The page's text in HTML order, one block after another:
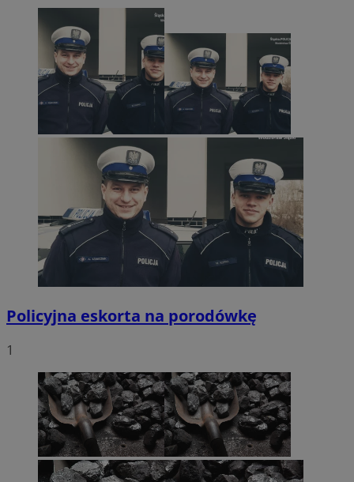
Policyjna eskorta na porodówkę
1